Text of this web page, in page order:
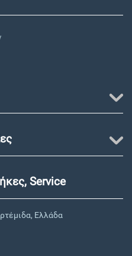
Service
Ελλάδα